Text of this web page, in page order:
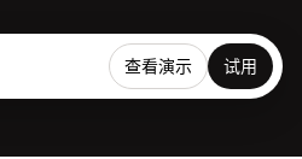
查看演示 试用